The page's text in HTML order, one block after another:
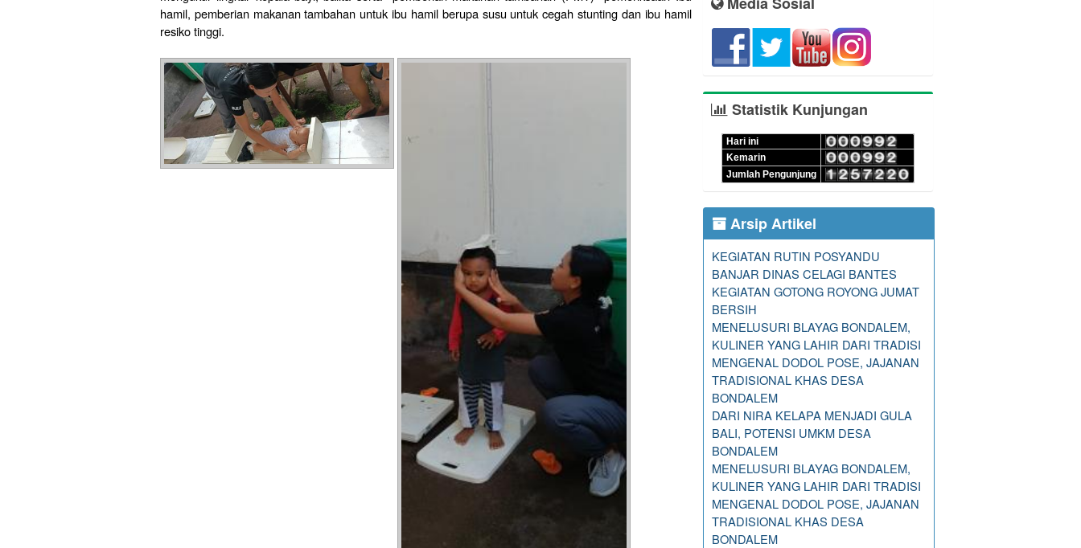
hamil, pemberian makanan tambahan untuk ibu hamil berupa susu untuk cegah stunting dan ibu hamil
resiko tinggi.
Statistik Kunjungan
Hari ini
Kemarin
Jumlah Pengunjung
Arsip Artikel
KEGIATAN RUTIN POSYANDU
BANJAR DINAS CELAGI BANTES
KEGIATAN GOTONG ROYONG JUMAT
BERSIH
MENELUSURI BLAYAG BONDALEM,
KULINER YANG LAHIR DARI TRADISI
MENGENAL DODOL POSE, JAJANAN
TRADISIONAL KHAS DESA
BONDALEM
DARI NIRA KELAPA MENJADI GULA
BALI, POTENSI UMKM DESA
BONDALEM
MENELUSURI BLAYAG BONDALEM,
KULINER YANG LAHIR DARI TRADISI
MENGENAL DODOL POSE, JAJANAN
TRADISIONAL KHAS DESA
BONDALEM